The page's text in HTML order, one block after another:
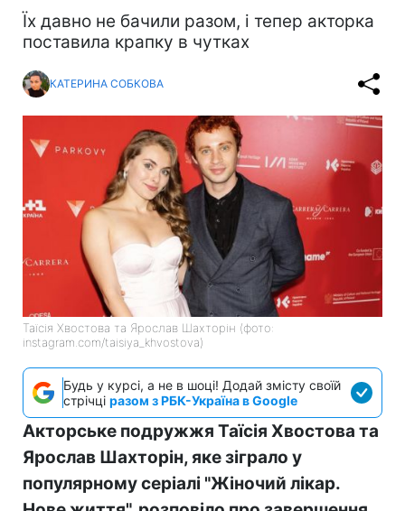
Їх давно не бачили разом, і тепер акторка
поставила крапку в чутках
КАТЕРИНА СОБКОВА
Таїсія Хвостова та Ярослав Шахторін (фото:
instagram.com/taisiya_khvostova)
Будь у курсі, а не в шоці! Додай змісту своїй
стрічці разом з РБК-Україна в Google
Акторське подружжя Таїсія Хвостова та
Ярослав Шахторін, яке зіграло у
популярному серіалі "Жіночий лікар.